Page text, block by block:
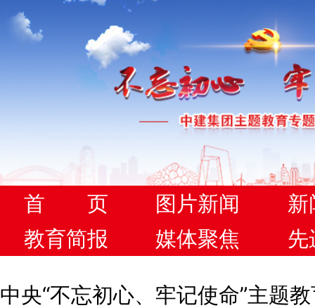
首 页 图片新闻
新
教育简报
媒体聚焦 先
中央“不忘初心、牢记使命”主题